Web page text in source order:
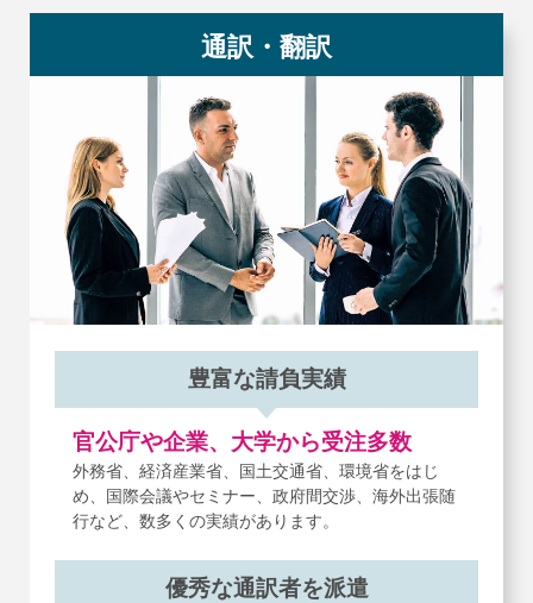
通訳・翻訳
豊富な請負実績
官公庁や企業、大学から受注多数
外務省、経済産業省、国土交通省、環境省をはじ
め、
国際会議やセミナー、政府間交渉、海外出張随
行など、 数多くの実績があります。
優秀な通訳者を派遣